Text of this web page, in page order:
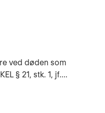
ved døden som
§ 21, stk. 1, jf....